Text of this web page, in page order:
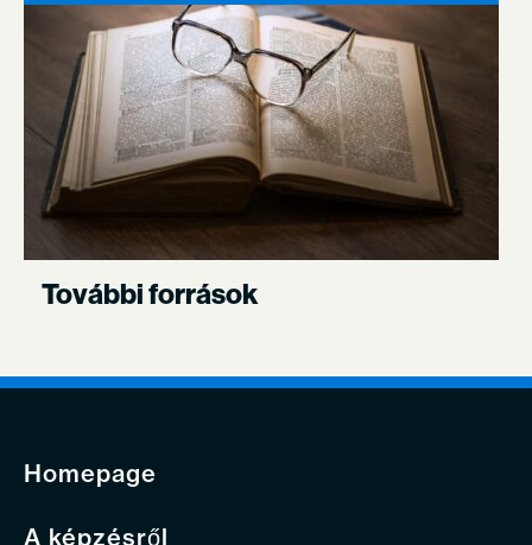
További források
Homepage
A képzésről